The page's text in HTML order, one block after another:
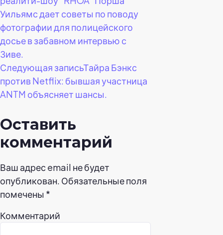
по
записям
Уильямс дает советы по поводу
фотографии для полицейского
досье в забавном интервью с
Зиве.
Следующая записьТайра Бэнкс
против Netflix: бывшая участница
ANTM объясняет шансы.
Оставить
комментарий
Ваш адрес email не будет
опубликован. Обязательные поля
помечены *
Комментарий